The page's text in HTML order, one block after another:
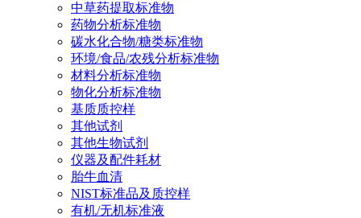
中草药提取标准物
药物分析标准物
碳水化合物/糖类标准物
环境/食品/农残分析标准物
材料分析标准物
物化分析标准物
基质质控样
其他试剂
其他生物试剂
仪器及配件耗材
胎牛血清
NIST标准品及质控样
有机/无机标准液